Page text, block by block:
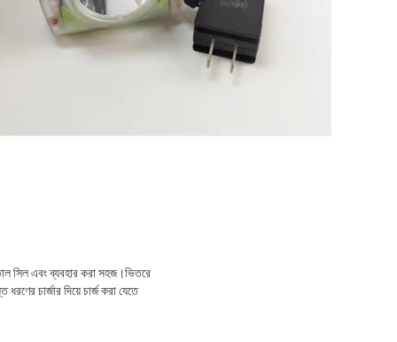
সিল এবং ব্যবহার করা সহজ।ভিতরে
চার্জার দিয়ে চার্জ করা যেতে